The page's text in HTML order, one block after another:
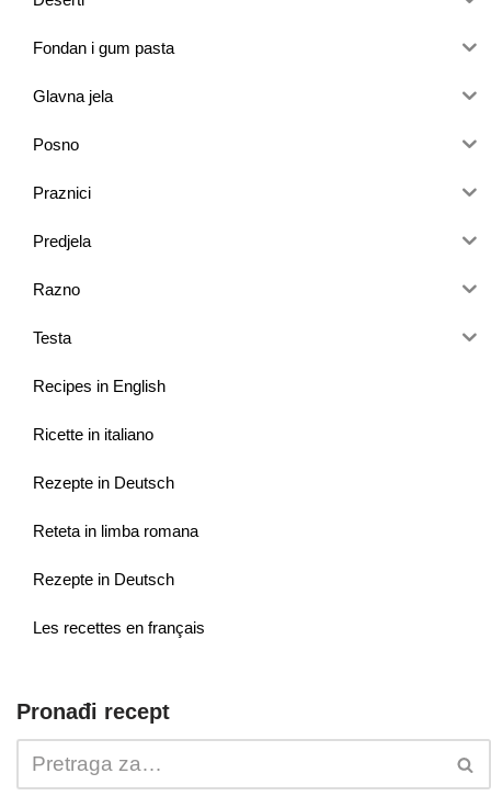
Fondan i gum pasta
Glavna jela
Posno
Praznici
Predjela
Razno
Testa
Recipes in English
Ricette in italiano
Rezepte in Deutsch
Reteta in limba romana
Rezepte in Deutsch
Les recettes en français
Pronađi recept